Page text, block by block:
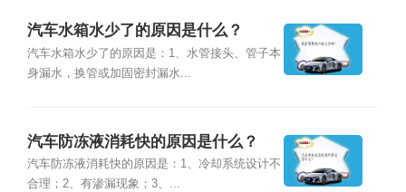
汽车水箱水少了的原因是什么？
汽车水箱水少了的原因是：1、水管接头、管子本
身漏水，换管或加固密封漏水...
汽车防冻液消耗快的原因是什么？
汽车防冻液消耗快的原因是：1、冷却系统设计不
合理；2、有渗漏现象；3、...